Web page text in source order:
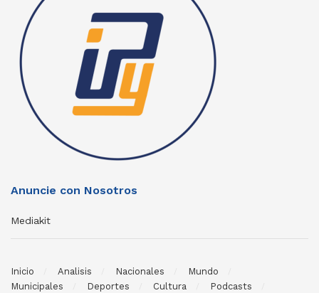
Anuncie con Nosotros
Mediakit
Inicio Analisis Nacionales
Mundo
Municipales
Deportes Cultura Podcasts